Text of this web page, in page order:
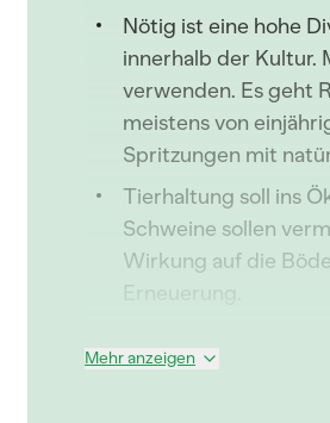
Nötig ist eine hohe
innerhalb der Kultur.
verwenden. Es geht
meistens von
Spritzungen mit
Tierhaltung soll ins
Schweine sollen
Wirkung auf die
Erneuerung.
Mehr anzeigen